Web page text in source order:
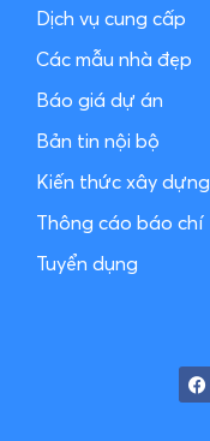
Dịch vụ cung cấp
Các mẫu nhà đẹp
Báo giá dự án
Bản tin nội bộ
Kiến thức xây dựng
Thông cáo báo chí
Tuyển dụng